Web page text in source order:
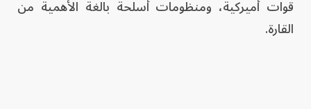
قوات أميركية، ومنظومات أسلحة بالغة الأهمية من
القارة.